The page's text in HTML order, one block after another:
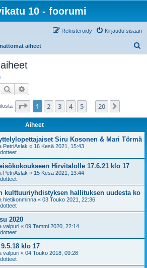
10 - foorumi
Kirjaudu sisään
Rekisteröidy
aiheet
Etsi
Sivu /20
1 2 3 4 5 20
Aiheet
Siru Kosonen & Mari Törmä
PetriAslak « 16 Kesä 2021, 15:43
Hirvitalolle 17.6.21 klo 17
PetriAslak « 15 Kesä 2021, 13:44
kulttuuriyhdistyksen hallituksen uudesta ko
hietikonminna « 03 Touko 2021, 22:36
2020
valpuri « 09 Tammi 2020, 22:14
klo 17
valpuri « 04 Touko 2018, 09:28